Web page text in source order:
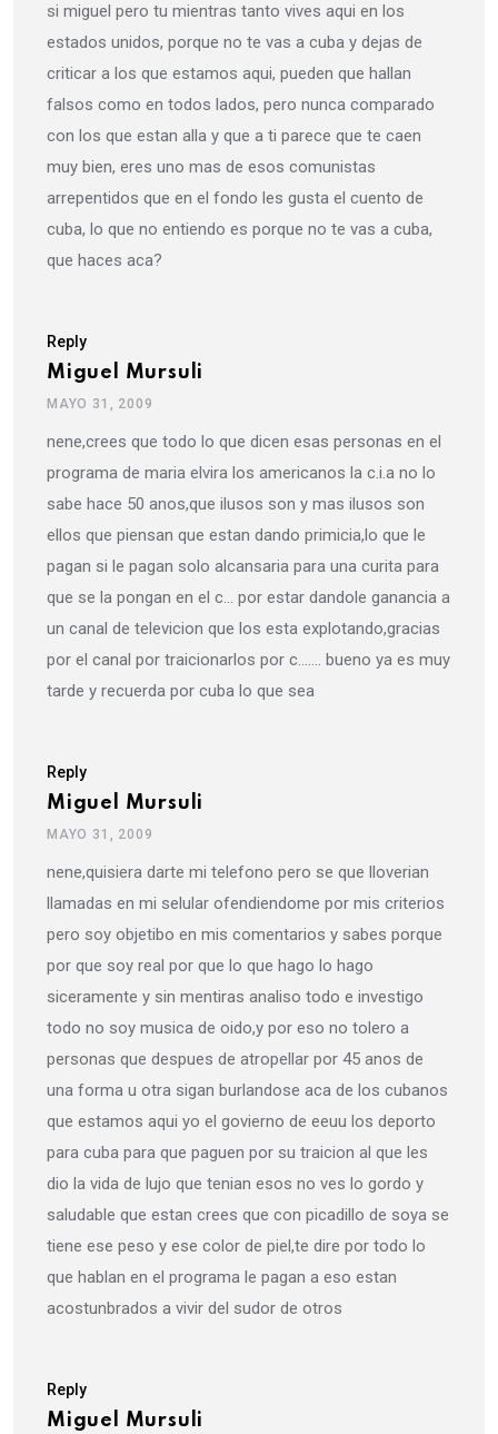
si miguel pero tu mientras tanto vives aqui en los
estados unidos, porque no te vas a cuba y dejas de
criticar a los que estamos aqui, pueden que hallan
falsos como en todos lados, pero nunca comparado
con los que estan alla y que a ti parece que te caen
muy bien, eres uno mas de esos comunistas
arrepentidos que en el fondo les gusta el cuento de
cuba, lo que no entiendo es porque no te vas a cuba,
que haces aca?
Reply
Miguel Mursuli
MAYO 31, 2009
nene,crees que todo lo que dicen esas personas en el
programa de maria elvira los americanos la c.i.a no lo
sabe hace 50 anos,que ilusos son y mas ilusos son
ellos que piensan que estan dando primicia,lo que le
pagan si le pagan solo alcansaria para una curita para
que se la pongan en el c… por estar dandole ganancia a
un canal de televicion que los esta explotando,gracias
por el canal por traicionarlos por c……. bueno ya es muy
tarde y recuerda por cuba lo que sea
Reply
Miguel Mursuli
MAYO 31, 2009
nene,quisiera darte mi telefono pero se que lloverian
llamadas en mi selular ofendiendome por mis criterios
pero soy objetibo en mis comentarios y sabes porque
por que soy real por que lo que hago lo hago
siceramente y sin mentiras analiso todo e investigo
todo no soy musica de oido,y por eso no tolero a
personas que despues de atropellar por 45 anos de
una forma u otra sigan burlandose aca de los cubanos
que estamos aqui yo el govierno de eeuu los deporto
para cuba para que paguen por su traicion al que les
dio la vida de lujo que tenian esos no ves lo gordo y
saludable que estan crees que con picadillo de soya se
tiene ese peso y ese color de piel,te dire por todo lo
que hablan en el programa le pagan a eso estan
acostunbrados a vivir del sudor de otros
Reply
Miguel Mursuli